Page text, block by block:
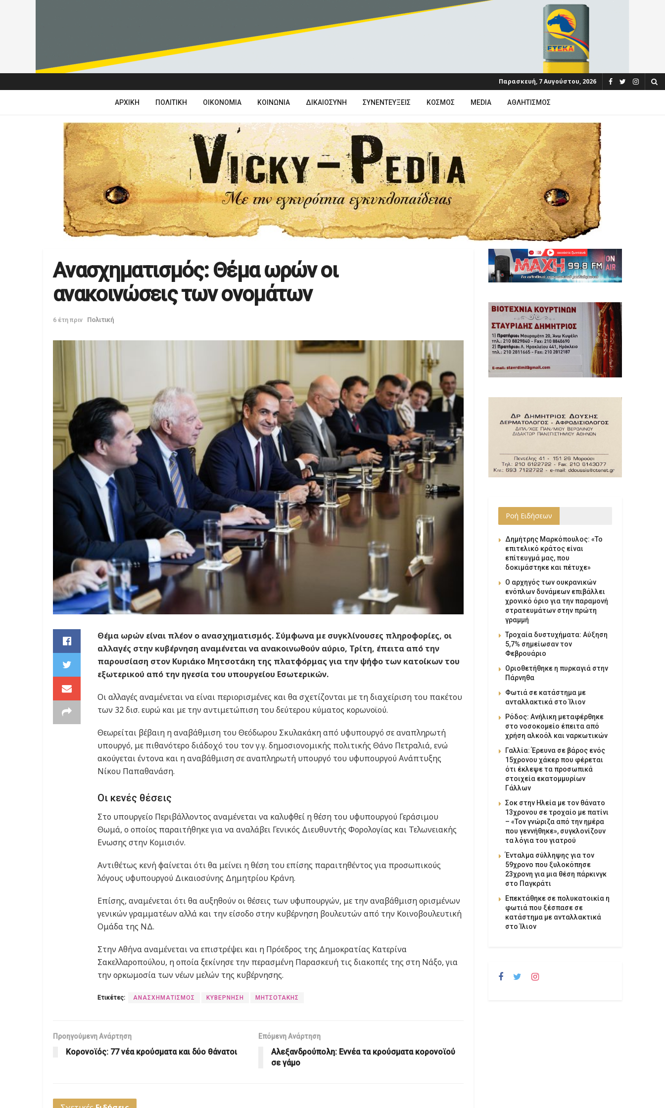
Παρασκευή, 7 Αυγούστου, 2026
ΑΡΧΙΚΉ ΠΟΛΙΤΙΚΉ ΟΙΚΟΝΟΜΊΑ ΚΟΙΝΩΝΊΑ ΔΙΚΑΙΟΣΎΝΗ ΣΥΝΕΝΤΕΎΞΕΙΣ ΚΌΣΜΟΣ MEDIA ΑΘΛΗΤΙΣΜΌΣ
Aνασχηματισμός: Θέμα ωρών οι
ανακοινώσεις των ονομάτων
6 έτη πριν Πολιτική
Θέμα ωρών είναι πλέον ο ανασχηματισμός. Σύμφωνα με συγκλίνουσες πληροφορίες, οι
αλλαγές στην κυβέρνηση αναμένεται να ανακοινωθούν αύριο, Τρίτη, έπειτα από την
παρουσίαση στον Κυριάκο Μητσοτάκη της πλατφόρμας για την ψήφο των κατοίκων του
εξωτερικού από την ηγεσία του υπουργείου Εσωτερικών.
Οι αλλαγές αναμένεται να είναι περιορισμένες και θα σχετίζονται με τη διαχείριση του πακέτου
των 32 δισ. ευρώ και με την αντιμετώπιση του δεύτερου κύματος κορωνοϊού.
Θεωρείται βέβαιη η αναβάθμιση του Θεόδωρου Σκυλακάκη από υφυπουργό σε αναπληρωτή
υπουργό, με πιθανότερο διάδοχό του τον γ.γ. δημοσιονομικής πολιτικής Θάνο Πετραλιά, ενώ
ακούγεται έντονα και η αναβάθμιση σε αναπληρωτή υπουργό του υφυπουργού Ανάπτυξης
Νίκου Παπαθανάση.
Οι κενές θέσεις
Στο υπουργείο Περιβάλλοντος αναμένεται να καλυφθεί η θέση του υφυπουργού Γεράσιμου
Θωμά, ο οποίος παραιτήθηκε για να αναλάβει Γενικός Διευθυντής Φορολογίας και Τελωνειακής
Ενωσης στην Κομισιόν.
Αντιθέτως κενή φαίνεται ότι θα μείνει η θέση του επίσης παραιτηθέντος για προσωπικούς
λόγους υφυπουργού Δικαιοσύνης Δημητρίου Κράνη.
Επίσης, αναμένεται ότι θα αυξηθούν οι θέσεις των υφυπουργών, με την αναβάθμιση ορισμένων
γενικών γραμματέων αλλά και την είσοδο στην κυβέρνηση βουλευτών από την Κοινοβουλευτική
Ομάδα της ΝΔ.
Στην Αθήνα αναμένεται να επιστρέψει και η Πρόεδρος της Δημοκρατίας Κατερίνα
Σακελλαροπούλου, η οποία ξεκίνησε την περασμένη Παρασκευή τις διακοπές της στη Νάξο, για
την ορκωμοσία των νέων μελών της κυβέρνησης.
Ετικέτες: ΑΝΑΣΧΗΜΑΤΙΣΜΟΣ ΚΥΒΕΡΝΗΣΗ ΜΗΤΣΟΤΑΚΗΣ
Προηγούμενη Ανάρτηση
Κορονoϊός: 77 νέα κρούσματα και δύο θάνατοι
Επόμενη Ανάρτηση
Αλεξανδρούπολη: Εννέα τα κρούσματα κορονοϊού
σε γάμο
Ροή Ειδήσεων
Δημήτρης Μαρκόπουλος: «Το
επιτελικό κράτος είναι
επίτευγμά μας, που
δοκιμάστηκε και πέτυχε»
Ο αρχηγός των ουκρανικών
ενόπλων δυνάμεων επιβάλλει
χρονικό όριο για την παραμονή
στρατευμάτων στην πρώτη
γραμμή
Τροχαία δυστυχήματα: Αύξηση
5,7% σημείωσαν τον
Φεβρουάριο
Οριοθετήθηκε η πυρκαγιά στην
Πάρνηθα
Φωτιά σε κατάστημα με
ανταλλακτικά στο Ίλιον
Ρόδος: Ανήλικη μεταφέρθηκε
στο νοσοκομείο έπειτα από
χρήση αλκοόλ και ναρκωτικών
Γαλλία: Έρευνα σε βάρος ενός
15χρονου χάκερ που φέρεται
ότι έκλεψε τα προσωπικά
στοιχεία εκατομμυρίων
Γάλλων
Σοκ στην Ηλεία με τον θάνατο
13χρονου σε τροχαίο με πατίνι
– «Τον γνώριζα από την ημέρα
που γεννήθηκε», συγκλονίζουν
τα λόγια του γιατρού
Ένταλμα σύλληψης για τον
59χρονο που ξυλοκόπησε
23χρονη για μια θέση πάρκινγκ
στο Παγκράτι
Επεκτάθηκε σε πολυκατοικία η
φωτιά που ξέσπασε σε
κατάστημα με ανταλλακτικά
στο Ίλιον